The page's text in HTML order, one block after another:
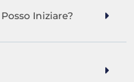
Iniziare?